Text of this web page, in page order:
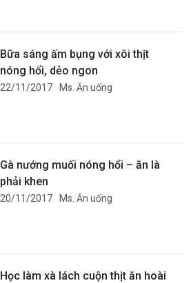
Bữa sáng ấm bụng với xôi thịt
nóng hổi, dẻo ngon
22/11/2017 Ms. Ăn uống
Gà nướng muối nóng hổi – ăn là
phải khen
20/11/2017 Ms. Ăn uống
Học làm xà lách cuộn thịt ăn hoài